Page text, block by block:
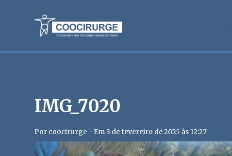
IMG_7020
Por coocirurge - Em 3 de fevereiro de 2025 às 12:27